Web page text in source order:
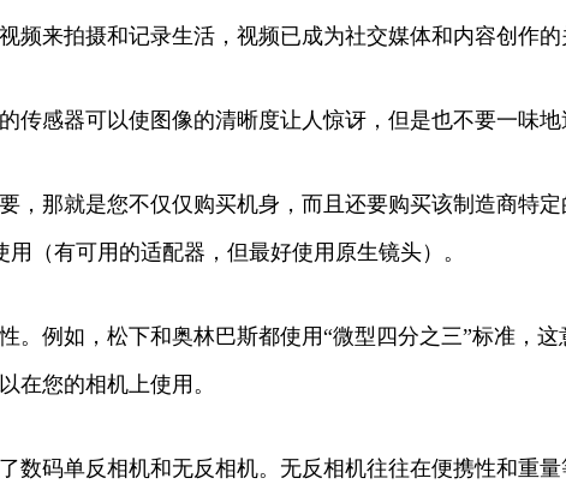
频来拍摄和记录生活，视频已成为社交媒体和内容创作的
传感器可以使图像的清晰度让人惊讶，但是也不要一味
，那就是您不仅仅购买机身，而且还要购买该制造商特
（有可用的适配器，但最好使用原生镜头）。
。例如，松下和奥林巴斯都使用“微型四分之三”标准，
在您的相机上使用。
数码单反相机和无反相机。无反相机往往在便携性和重